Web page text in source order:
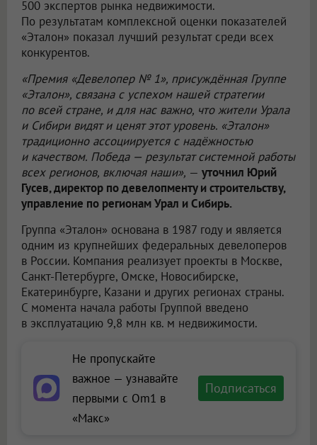
500 экспертов рынка недвижимости.
По результатам комплексной оценки показателей
«Эталон» показал лучший результат среди всех
конкурентов.
«Премия «Девелопер № 1», присуждённая Группе
«Эталон», связана с успехом нашей стратегии
по всей стране, и для нас важно, что жители Урала
и Сибири видят и ценят этот уровень. «Эталон»
традиционно ассоциируется с надёжностью
и качеством. Победа — результат системной работы
всех регионов, включая наши», — уточнил Юрий
Гусев, директор по девелопменту и строительству,
управление по регионам Урал и Сибирь.
Группа «Эталон» основана в 1987 году и является
одним из крупнейших федеральных девелоперов
в России. Компания реализует проекты в Москве,
Санкт-Петербурге, Омске, Новосибирске,
Екатеринбурге, Казани и других регионах страны.
С момента начала работы Группой введено
в эксплуатацию 9,8 млн кв. м недвижимости.
Не пропускайте
важное — узнавайте
первыми с Om1 в
«Макс»
Подписаться